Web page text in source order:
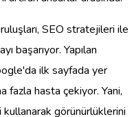
SEO stratejileri ile
başarıyor. Yapılan
ilk sayfada yer
hasta çekiyor. Yani,
görünürlüklerini